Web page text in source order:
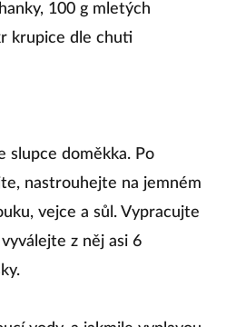
100 g mletých
krupice dle chuti
slupce doměkka. Po
nastrouhejte na jemném
vejce a sůl. Vypracujte
z něj asi 6